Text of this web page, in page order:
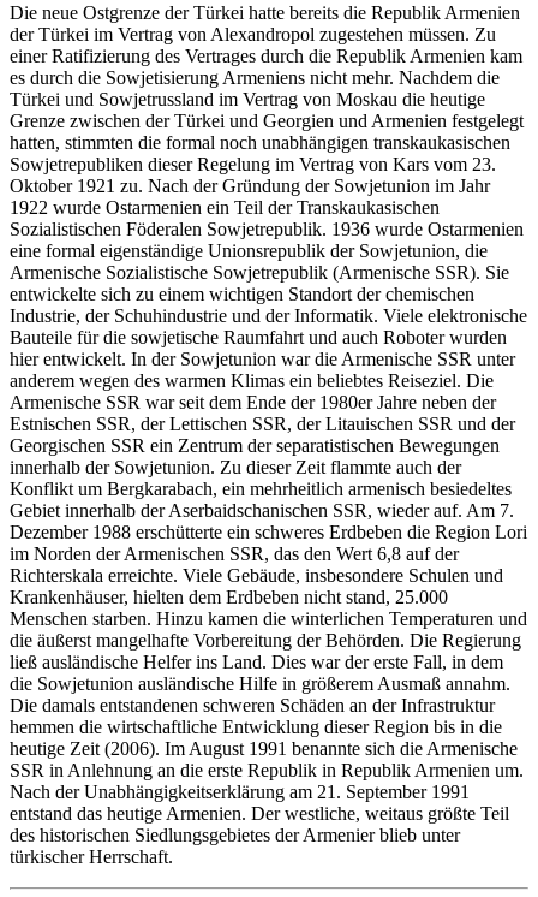
Die neue Ostgrenze der Türkei hatte bereits die Republik Armenien
der Türkei im Vertrag von Alexandropol zugestehen müssen. Zu
einer Ratifizierung des Vertrages durch die Republik Armenien kam
es durch die Sowjetisierung Armeniens nicht mehr. Nachdem die
Türkei und Sowjetrussland im Vertrag von Moskau die heutige
Grenze zwischen der Türkei und Georgien und Armenien festgelegt
hatten, stimmten die formal noch unabhängigen transkaukasischen
Sowjetrepubliken dieser Regelung im Vertrag von Kars vom 23.
Oktober 1921 zu. Nach der Gründung der Sowjetunion im Jahr
1922 wurde Ostarmenien ein Teil der Transkaukasischen
Sozialistischen Föderalen Sowjetrepublik. 1936 wurde Ostarmenien
eine formal eigenständige Unionsrepublik der Sowjetunion, die
Armenische Sozialistische Sowjetrepublik (Armenische SSR). Sie
entwickelte sich zu einem wichtigen Standort der chemischen
Industrie, der Schuhindustrie und der Informatik. Viele elektronische
Bauteile für die sowjetische Raumfahrt und auch Roboter wurden
hier entwickelt. In der Sowjetunion war die Armenische SSR unter
anderem wegen des warmen Klimas ein beliebtes Reiseziel. Die
Armenische SSR war seit dem Ende der 1980er Jahre neben der
Estnischen SSR, der Lettischen SSR, der Litauischen SSR und der
Georgischen SSR ein Zentrum der separatistischen Bewegungen
innerhalb der Sowjetunion. Zu dieser Zeit flammte auch der
Konflikt um Bergkarabach, ein mehrheitlich armenisch besiedeltes
Gebiet innerhalb der Aserbaidschanischen SSR, wieder auf. Am 7.
Dezember 1988 erschütterte ein schweres Erdbeben die Region Lori
im Norden der Armenischen SSR, das den Wert 6,8 auf der
Richterskala erreichte. Viele Gebäude, insbesondere Schulen und
Krankenhäuser, hielten dem Erdbeben nicht stand, 25.000
Menschen starben. Hinzu kamen die winterlichen Temperaturen und
die äußerst mangelhafte Vorbereitung der Behörden. Die Regierung
ließ ausländische Helfer ins Land. Dies war der erste Fall, in dem
die Sowjetunion ausländische Hilfe in größerem Ausmaß annahm.
Die damals entstandenen schweren Schäden an der Infrastruktur
hemmen die wirtschaftliche Entwicklung dieser Region bis in die
heutige Zeit (2006). Im August 1991 benannte sich die Armenische
SSR in Anlehnung an die erste Republik in Republik Armenien um.
Nach der Unabhängigkeitserklärung am 21. September 1991
entstand das heutige Armenien. Der westliche, weitaus größte Teil
des historischen Siedlungsgebietes der Armenier blieb unter
türkischer Herrschaft.